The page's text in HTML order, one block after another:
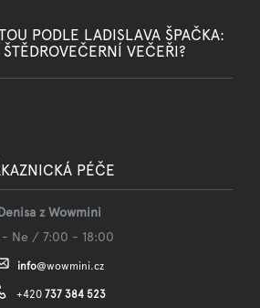
PODLE LADISLAVA ŠPAČKA:
VEČEŘI?
PÉČE
z Wowmini
- Ne / 7:00 - 18:00
info@wowmini.cz
+420 737 384 523